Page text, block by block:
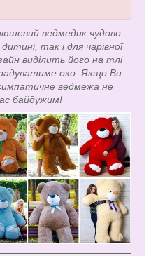
ведмедик чудово
так і для чарівної
виділить його на тлі
радуватиме око. Якщо Ви
ведмежа не
байдужим!